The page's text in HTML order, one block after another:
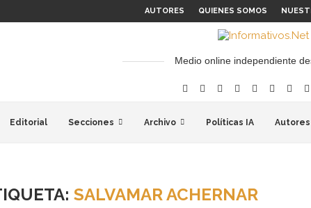
AUTORES QUIENES SOMOS
Medio online independiente
Editorial Secciones Archivo Políticas IA Autores
SALVAMAR ACHERNAR